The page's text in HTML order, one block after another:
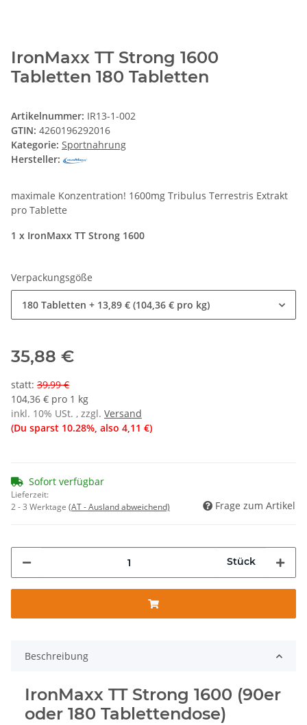
IronMaxx TT Strong 1600
Tabletten 180 Tabletten
Artikelnummer: IR13-1-002
GTIN: 4260196292016
Kategorie: Sportnahrung
Hersteller:
maximale Konzentration! 1600mg Tribulus Terrestris Extrakt
pro Tablette
1 x IronMaxx TT Strong 1600
Verpackungsgöße
180 Tabletten + 13,89 € (104,36 € pro kg)
35,88 €
statt: 39,99 €
104,36 € pro 1 kg
inkl. 10% USt. , zzgl. Versand
(Du sparst 10.28%, also 4,11 €)
Sofort verfügbar
Lieferzeit:
2 - 3 Werktage (AT - Ausland abweichend) Frage zum Artikel
Stück
Beschreibung
IronMaxx TT Strong 1600 (90er
oder 180 Tablettendose)